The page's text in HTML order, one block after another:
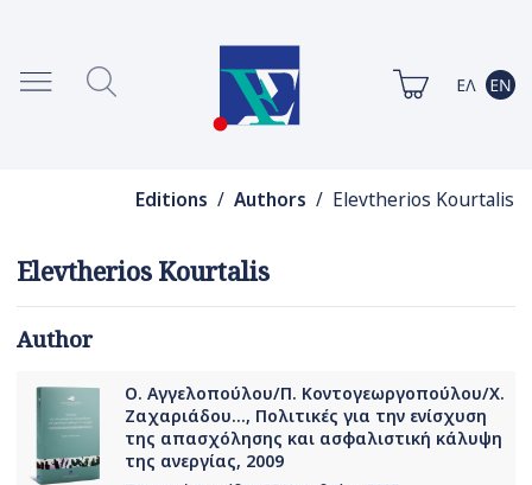
Editions / Authors / Elevtherios Kourtalis
Elevtherios Kourtalis
Author
Ο. Αγγελοπούλου/Π. Κοντογεωργοπούλου/Χ.
Ζαχαριάδου..., Πολιτικές για την ενίσχυση
της απασχόλησης και ασφαλιστική κάλυψη
της ανεργίας, 2009